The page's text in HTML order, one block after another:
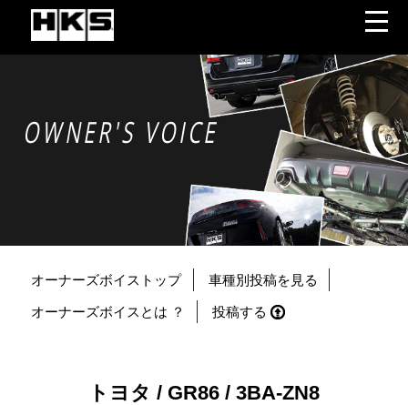
OWNER'S VOICE
オーナーズボイストップ 車種別投稿を見る
オーナーズボイスとは ？ 投稿する
トヨタ / GR86 / 3BA-ZN8